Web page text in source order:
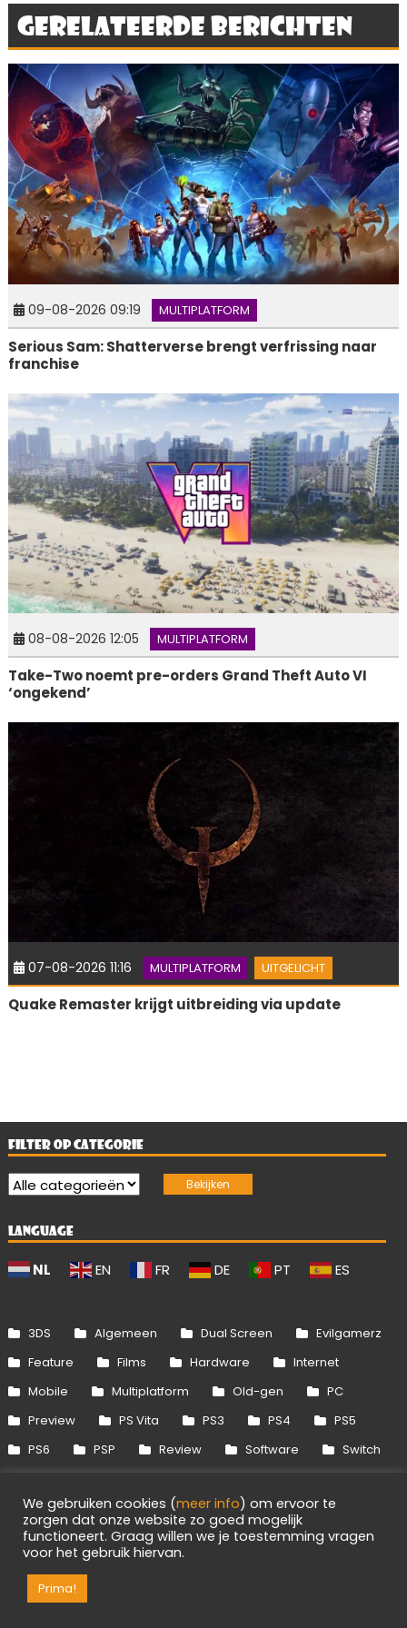
Gerelateerde berichten
09-08-2026 09:19 MULTIPLATFORM
Serious Sam: Shatterverse brengt verfrissing naar
franchise
08-08-2026 12:05 MULTIPLATFORM
Take-Two noemt pre-orders Grand Theft Auto VI
‘ongekend’
07-08-2026 11:16 MULTIPLATFORM UITGELICHT
Quake Remaster krijgt uitbreiding via update
FILTER OP CATEGORIE
LANGUAGE
NL EN FR DE PT ES
3DS Algemeen Dual Screen
Evilgamerz
Feature
Films Hardware
Internet
Mobile
Multiplatform Old-gen
PC
Preview
PS Vita PS3 PS4
PS5
PS6
PSP Review Software
Switch
Xbox 360
Xbox One Xbox Series
Evilgamerz 2026 - Alle rechten voorbehouden.
We gebruiken cookies (meer info) om ervoor te
zorgen dat onze website zo goed mogelijk
functioneert. Graag willen we je toestemming vragen
voor het gebruik hiervan.
Prima!